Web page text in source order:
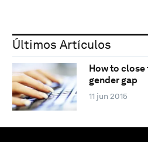
Últimos Artículos
How to
gender gap
11 jun 2015